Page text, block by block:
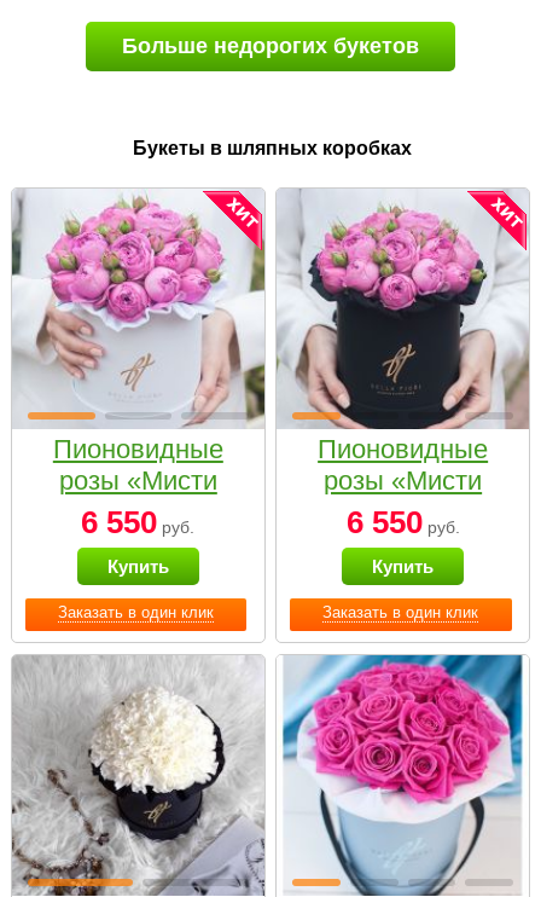
Больше недорогих букетов
Букеты в шляпных коробках
Заказать в один клик
Пионовидные
розы «Мисти
бабблс» в белой
коробке Small
6 550 руб.
Купить
Заказать в один клик
Пионовидные
розы «Мисти
бабблс» в
черной коробке
Small
6 550руб.
Купить